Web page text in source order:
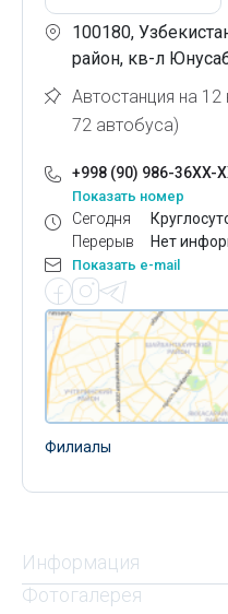
100180,
район, кв-л
Автостанция на
72 автобуса)
+998 (90) 986-36XX-
Показать номер
Сегодня
Перерыв
Нет
Показать e-mail
Филиалы
Информация
Фотогалерея